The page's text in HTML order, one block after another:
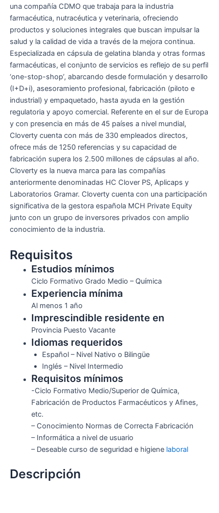
una compañía CDMO que trabaja para la industria
farmacéutica, nutracéutica y veterinaria, ofreciendo
productos y soluciones integrales que buscan impulsar la
salud y la calidad de vida a través de la mejora continua.
Especializada en cápsula de gelatina blanda y otras formas
farmacéuticas, el conjunto de servicios es reflejo de su perfil
‘one-stop-shop’, abarcando desde formulación y desarrollo
(I+D+i), asesoramiento profesional, fabricación (piloto e
industrial) y empaquetado, hasta ayuda en la gestión
regulatoria y apoyo comercial. Referente en el sur de Europa
y con presencia en más de 45 países a nivel mundial,
Cloverty cuenta con más de 330 empleados directos,
ofrece más de 1250 referencias y su capacidad de
fabricación supera los 2.500 millones de cápsulas al año.
Cloverty es la nueva marca para las compañías
anteriormente denominadas HC Clover PS, Aplicaps y
Laboratorios Gramar. Cloverty cuenta con una participación
significativa de la gestora española MCH Private Equity
junto con un grupo de inversores privados con amplio
conocimiento de la industria.
Requisitos
Estudios mínimos
Ciclo Formativo Grado Medio – Química
Experiencia mínima
Al menos 1 año
Imprescindible residente en
Provincia Puesto Vacante
Idiomas requeridos
Español – Nivel Nativo o Bilingüe
Inglés – Nivel Intermedio
Requisitos mínimos
-Ciclo Formativo Medio/Superior de Química,
Fabricación de Productos Farmacéuticos y Afines,
etc.
– Conocimiento Normas de Correcta Fabricación
– Informática a nivel de usuario
– Deseable curso de seguridad e higiene laboral
Descripción